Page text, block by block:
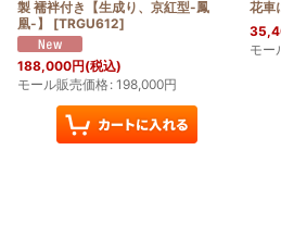
製 襦袢付き【生成り、京紅型-鳳
凰-】
[TRGU612]
188,000円(税込)
モール販売価格: 198,000円
花車
モー